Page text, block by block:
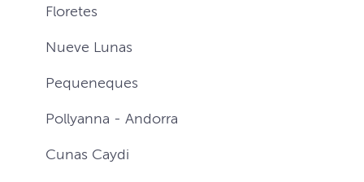
Floretes
Nueve Lunas
Pequeneques
Pollyanna - Andorra
Cunas Caydi